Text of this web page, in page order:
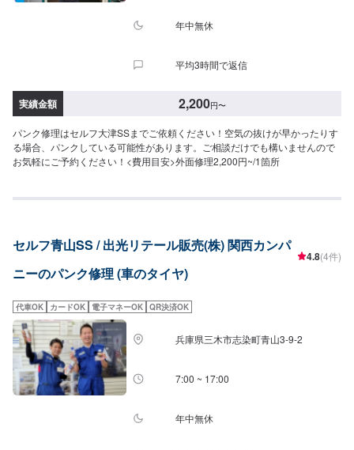
年中無休
平均3時間で返信
実績金額 2,200円〜
パンク修理はセルフ大津SSまでご依頼ください！空気の抜けが早かったりす
る場合、パンクしている可能性があります。ご相談だけでも構いませんので
お気軽にご予約ください！<費用目安>外面修理2,200円~/1箇所
セルフ青山SS / 出光リテール販売(株) 関西カンパ
ニーのパンク修理 (車のタイヤ)
4.8(4件)
代車OK カードOK 電子マネーOK QR決済OK
兵庫県三木市志染町青山3-9-2
7:00 ~ 17:00
年中無休